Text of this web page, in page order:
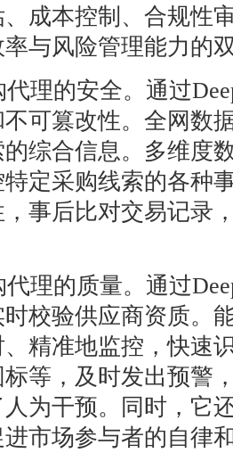
成本控制、合规性
与风险管理能力的
理的安全。通过
可篡改性。全网数
综合信息。‌‌多维度
定采购线索的各种
事后比对交易记录
理的质量。通过
校验供应商资质。
精准地监控，快速
等，及时发出预警
为干预。同时，它
市场参与者的自律